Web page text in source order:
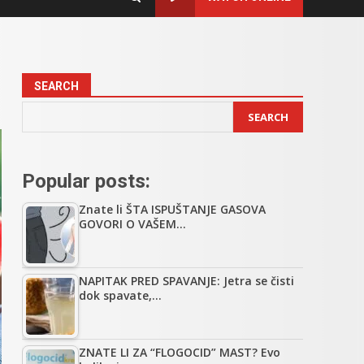
SEARCH
SEARCH
Popular posts:
Znate li ŠTA ISPUŠTANJE GASOVA
GOVORI O VAŠEM…
NAPITAK PRED SPAVANJE: Jetra se čisti
dok spavate,…
ZNATE LI ZA “FLOGOCID” MAST? Evo